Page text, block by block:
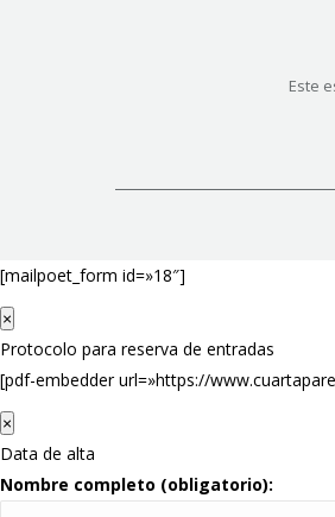
Este
[mailpoet_form id=»18″]
×
Protocolo para reserva de entradas
[pdf-embedder url=»https://
×
Data de alta
Nombre completo (obligatorio):